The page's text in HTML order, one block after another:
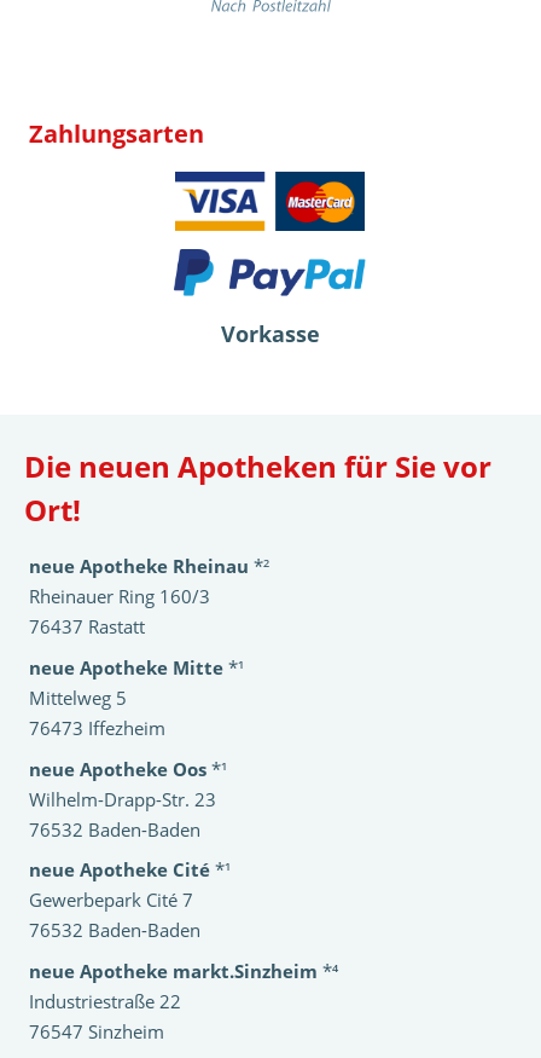
Zahlungsarten
Vorkasse
Die neuen Apotheken für Sie vor
Ort!
neue Apotheke Rheinau *²
Rheinauer Ring 160/3
76437 Rastatt
neue Apotheke Mitte *¹
Mittelweg 5
76473 Iffezheim
neue Apotheke Oos *¹
Wilhelm-Drapp-Str. 23
76532 Baden-Baden
neue Apotheke Cité *¹
Gewerbepark Cité 7
76532 Baden-Baden
neue Apotheke markt.Sinzheim *⁴
Industriestraße 22
76547 Sinzheim